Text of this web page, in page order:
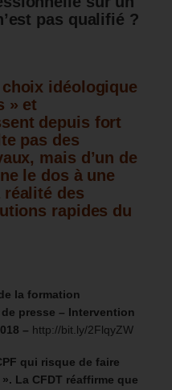
pas qualifié ?
idéologique
» et
depuis fort
pas des
mais d’un de
le dos à une
réalité des
rapides du
la formation
presse – Intervention
– http://bit.ly/2FlqyZW
qui risque de faire
La CFDT réaffirme que